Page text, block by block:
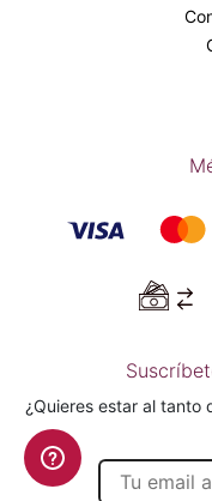
¿Quieres estar al tanto